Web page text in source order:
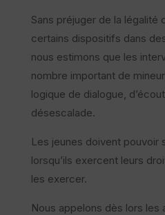
Sans préjuger de la légalité
certains dispositifs dans
nous estimons que les
nombre important de
logique de dialogue,
désescalade.
Les jeunes doivent pouvoir
lorsqu’ils exercent leurs
les exercer.
Nous appelons dès lors les